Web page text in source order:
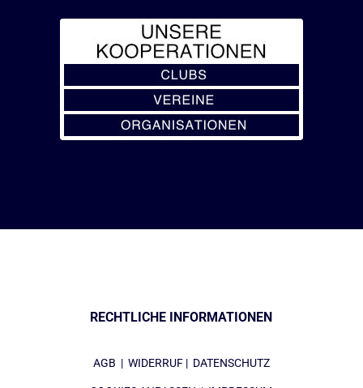
RECHTLICHE INFORMATIONEN
AGB | WIDERRUF| DATENSCHUTZ